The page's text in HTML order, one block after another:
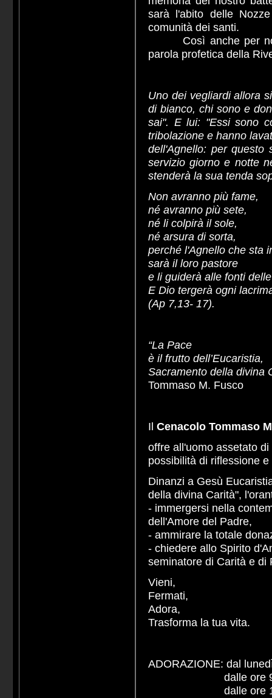
sarà l'abito delle
comunità dei santi.
Così anche per noi
parola profetica della
Uno dei vegliardi allora
di bianco, chi sono e
sai". E lui: "Essi sono
tribolazione e hanno
dell'Agnello: per
servizio giorno e notte
stenderà la sua tenda
Non avranno più fame,
né avranno più sete,
né li colpirà il sole,
né arsura di sorta,
perché l'Agnello che sta
sarà il loro pastore
e li guiderà alle fonti
E Dio tergerà ogni
(Ap 7,13- 17).
“La Pace
è il frutto dell’Eucaristia,
Sacramento della divina
Tommaso M. Fusco
Il Cenacolo Tommaso
offre all'uomo assetato di
possibilità di riflessione
Dinanzi a Gesù
della divina Carità",
- immergersi nella
dell'Amore del Padre,
- ammirare la totale
- chiedere allo Spirito
seminatore di Carità e di
Vieni,
Fermati,
Adora,
Trasforma la tua vita.
ADORAZIONE: dal
dalle ore 9.00
dalle ore 16.00